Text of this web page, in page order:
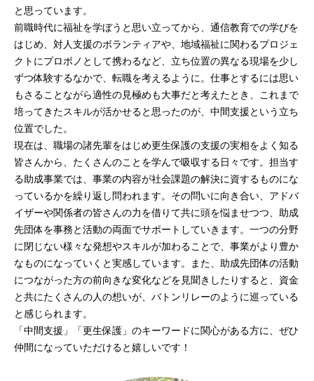
と思っています。
前職時代に福祉を学ぼうと思い立ってから、通信教育での学びを
はじめ、対人支援のボランティアや、地域福祉に関わるプロジェ
クトにプロボノとして携わるなど、立ち位置の異なる現場を少し
ずつ体験するなかで、転職を考えるように。仕事とするには思い
もさることながら適性の見極めも大事だと考えたとき、これまで
培ってきたスキルが活かせると思ったのが、中間支援という立ち
位置でした。
現在は、職場の諸先輩をはじめ更生保護の支援の実相をよく知る
皆さんから、たくさんのことを学んで吸収する日々です。担当す
る助成事業では、事業の内容が社会課題の解決に資するものにな
っているかを繰り返し問われます。その問いに向き合い、アドバ
イザーや関係者の皆さんの力を借りて共に頭を悩ませつつ、助成
先団体を事務と活動の両面でサポートしていきます。一つの分野
に閉じない様々な発想やスキルが加わることで、事業がより豊か
なものになっていくと実感しています。また、助成先団体の活動
につながった方の前向きな変化などを見聞きしたりすると、資金
と共にたくさんの人の想いが、バトンリレーのように巡っている
と感じられます。
「中間支援」「更生保護」のキーワードに関心がある方に、ぜひ
仲間になっていただけると嬉しいです！